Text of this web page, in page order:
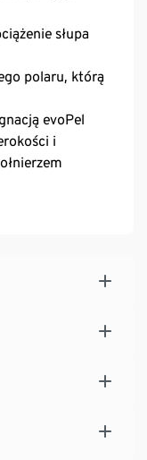
słupa
polaru, którą
evoPel
i
na zamek